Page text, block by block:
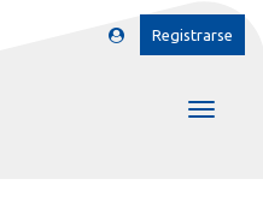
Registrarse